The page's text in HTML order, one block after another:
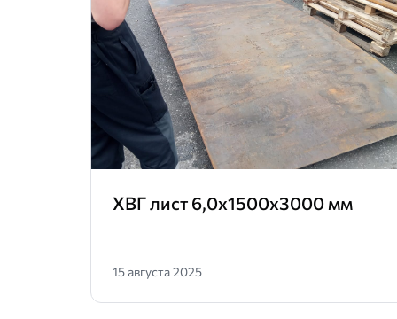
ХВГ лист 6,0х1500х3000 мм
15 августа 2025